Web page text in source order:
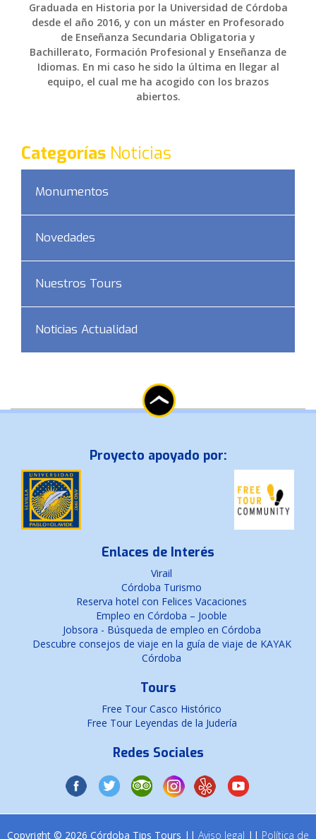
Graduada en Historia por la Universidad de Córdoba
desde el año 2016, y con un máster en Profesorado
de Enseñanza Secundaria Obligatoria y
Bachillerato, Formación Profesional y Enseñanza de
Idiomas. En mi caso he sido la última en llegar al
equipo, el cual me ha acogido con los brazos
abiertos.
Categorías Noticias
Monumentos
Novedades
Nuestros Tours
Noticias Actualidad
Proyecto apoyado por:
Enlaces de Interés
Virail
Córdoba Turismo
Reserva hotel con Felices Vacaciones
Empleo en Córdoba – Jooble
Jobsora - Búsqueda de empleo en Córdoba
Descubre consejos de viaje en la guía de viaje de KAYAK
Córdoba
Tours
Free Tour Casco Histórico
Free Tour Leyendas de la Judería
Redes Sociales
Copyright © 2026 Córdoba Tips Tours || Aviso legal || Política de